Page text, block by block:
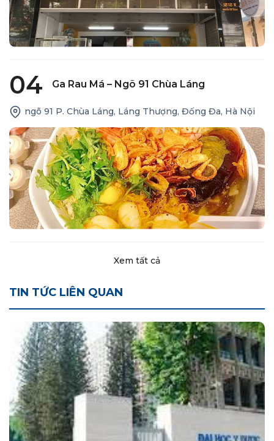
04 Ga Rau Má – Ngõ 91 Chùa Láng
ngõ 91 P. Chùa Láng, Láng Thượng, Đống Đa, Hà Nội
Xem tất cả
TIN TỨC LIÊN QUAN